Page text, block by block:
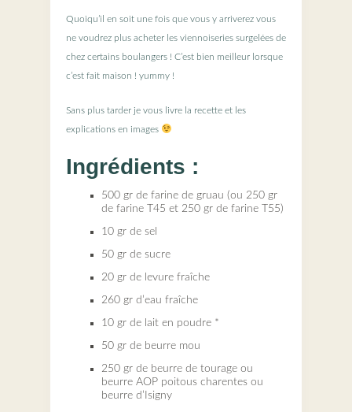
Quoiqu’il en soit une fois que vous y arriverez vous
ne voudrez plus acheter les viennoiseries surgelées de
chez certains boulangers ! C’est bien meilleur lorsque
c’est fait maison ! yummy !
Sans plus tarder je vous livre la recette et les
explications en images
Ingrédients :
500 gr de farine de gruau (ou 250 gr
de farine T45 et 250 gr de farine T55)
10 gr de sel
50 gr de sucre
20 gr de levure fraîche
260 gr d’eau fraîche
10 gr de lait en poudre *
50 gr de beurre mou
250 gr de beurre de tourage ou
beurre AOP poitous charentes ou
beurre d’Isigny